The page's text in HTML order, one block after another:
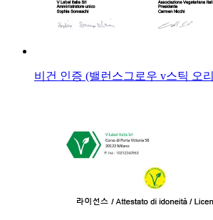
비건 인증 (밸런스그로우 v스틱 오